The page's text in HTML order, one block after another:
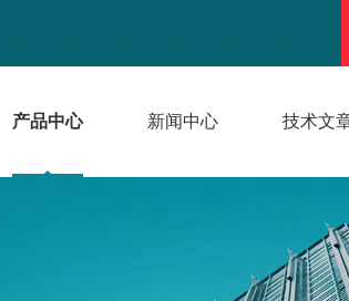
产品中心 新闻中心 技术文